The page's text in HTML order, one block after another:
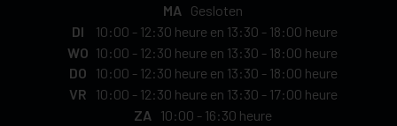
MA
Gesloten
DI
10:00 - 12:30 heure en 13:30 - 18:00 heure
WO 10:00 - 12:30 heure en 13:30 - 18:00 heure
DO
10:00 - 12:30 heure en 13:30 - 18:00 heure
VR
10:00 - 12:30 heure en 13:30 - 17:00 heure
ZA
10:00 - 16:30 heure